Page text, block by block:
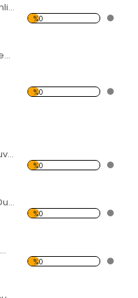
4 Köpek ve Pati Desenli Temalı Duvar Sticker
%0
Kalp Üfleyen Çocuk Temalı Duvar Sticker
%0
Renkli Tetris Temalı Duvar Sticker
%0
Kediler ve Ay Temalı Duvar Sticker
%0
Zürafa ve Papatya Temalı Duvar Sticker
%0